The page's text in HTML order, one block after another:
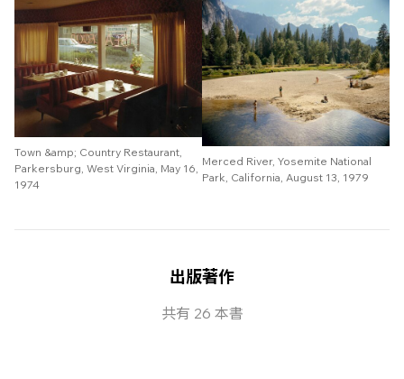
Town &amp; Country Restaurant,
Parkersburg, West Virginia, May 16,
1974
Merced River, Yosemite National
Park, California, August 13, 1979
出版著作
共有 26 本書